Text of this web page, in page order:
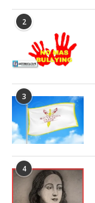
2
3
4